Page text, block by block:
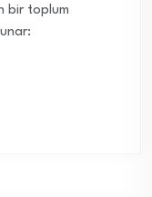
bir toplum